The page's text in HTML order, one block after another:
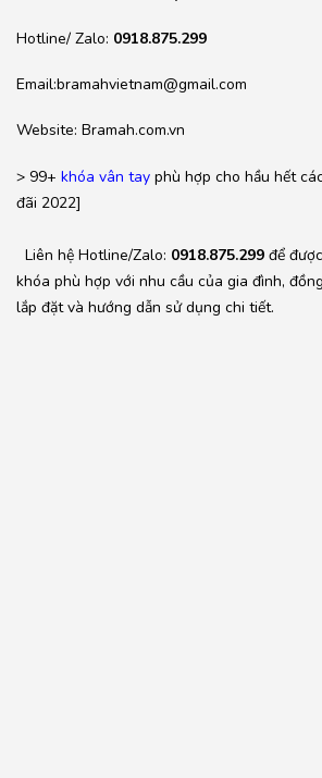
Hotline/ Zalo: 0918.875.299
Email:bramahvietnam@gmail.com
Website: Bramah.com.vn
> 99+ khóa vân tay phù hợp cho hầu hết
đãi 2022]
Liên hệ Hotline/Zalo: 0918.875.299 để
khóa phù hợp với nhu cầu của gia đình,
lắp đặt và hướng dẫn sử dụng chi tiết.